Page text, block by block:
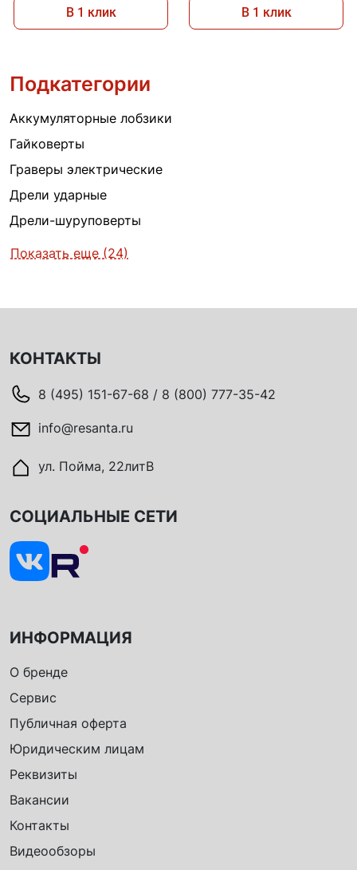
В 1 клик В 1 клик
Подкатегории
Аккумуляторные лобзики
Гайковерты
Граверы электрические
Дрели ударные
Дрели-шуруповерты
Показать еще (24)
КОНТАКТЫ
8 (495) 151-67-68 / 8 (800) 777-35-42
info@resanta.ru
ул. Пойма, 22литВ
ИНФОРМАЦИЯ
О бренде
Сервис
Публичная оферта
Юридическим лицам
Реквизиты
Вакансии
Контакты
Видеообзоры
СОЦИАЛЬНЫЕ СЕТИ